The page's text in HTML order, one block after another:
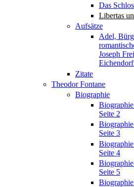
Das
Libertas
Aufsätze
Adel,
Joseph
Zitate
Theodor Fontane
Biographie
Seite 2
Seite 3
Seite 4
Seite 5